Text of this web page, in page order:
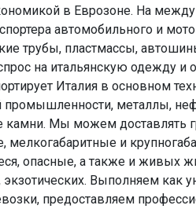
в Еврозоне. На
автомобильного и
трубы, пластмассы,
на итальянскую одежду и
Италия в основном
промышленности, металлы,
камни. Мы можем доставлять
мелкогабаритные и
опасные, а также и живых
экзотических. Выполняем как
предоставляем